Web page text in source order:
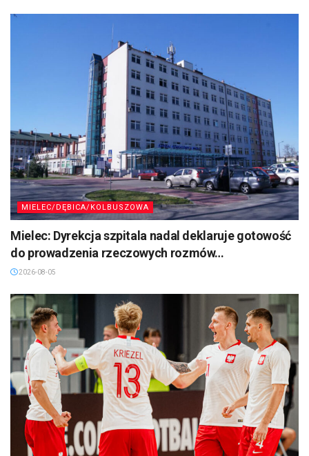
MIELEC/DĘBICA/KOLBUSZOWA
Mielec: Dyrekcja szpitala nadal deklaruje gotowość
do prowadzenia rzeczowych rozmów…
2026-08-05